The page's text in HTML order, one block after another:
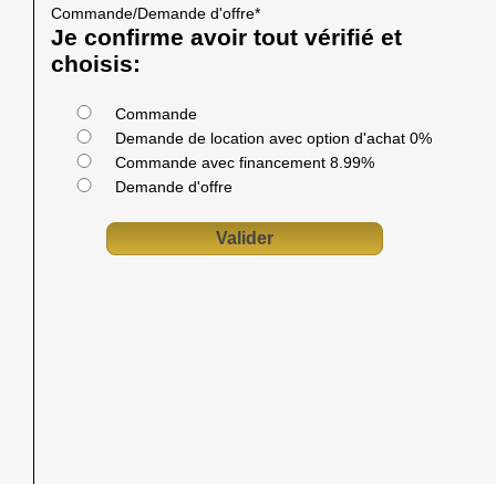
Commande/Demande d'offre*
Je confirme avoir tout vérifié et
choisis:
Commande
Demande de location avec option d'achat 0%
Commande avec financement 8.99%
Demande d'offre